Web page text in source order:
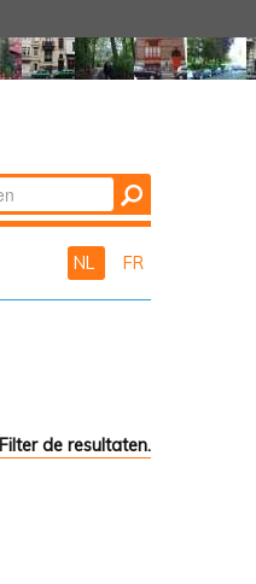
NL FR
Filter de resultaten.